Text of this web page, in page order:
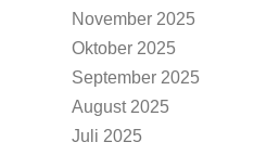
November 2025
Oktober 2025
September 2025
August 2025
Juli 2025